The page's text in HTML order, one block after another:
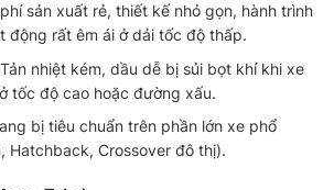
sản xuất rẻ, thiết kế nhỏ gọn, hành trình
động rất êm ái ở dải tốc độ thấp.
nhiệt kém, dầu dễ bị sủi bọt khí khi xe
tốc độ cao hoặc đường xấu.
bị tiêu chuẩn trên phần lớn xe phổ
Hatchback, Crossover đô thị).